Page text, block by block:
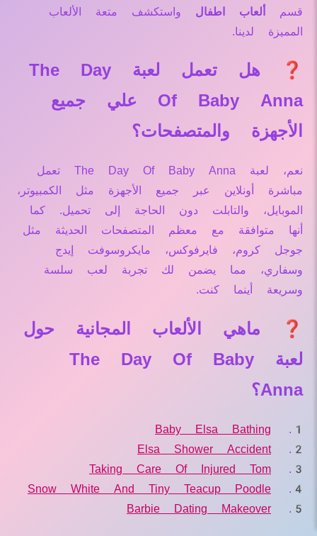
قسم
ألعاب اطفال واستكشف متعة الألعاب
المميزة لدينا.
❓ هل تعمل لعبة The Day
Of Baby Anna علي جميع
الأجهزة والمتصفحات؟
نعم، لعبة The Day Of Baby Anna تعمل
مباشرة أونلاين عبر جميع الأجهزة مثل الكمبيوتر،
الموبايل، والتابلت دون الحاجة إلى تحميل. كما
أنها متوافقة مع معظم المتصفحات الحديثة مثل
جوجل كروم، فايرفوكس، مايكروسوفت إيدج
وسفاري، مما يضمن لك تجربة لعب سلسة
وسريعة أينما كنت.
❓ ماهي الألعاب المجانية حول
لعبة The Day Of Baby
Anna؟
Baby Elsa Bathing
Elsa Shower Accident
Taking Care Of Injured Tom
Snow White And Tiny Teacup Poodle
Barbie Dating Makeover